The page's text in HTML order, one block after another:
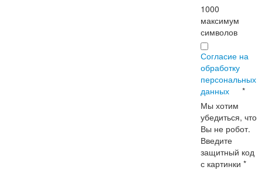
1000
максимум
символов
Согласие на
обработку
персональных
данных
*
Мы хотим
убедиться, что
Вы не робот.
Введите
защитный код
с картинки*